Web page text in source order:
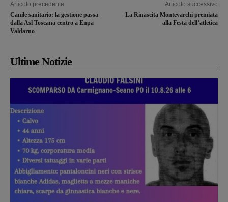
Articolo precedente
Canile sanitario: la gestione passa
dalla Asl Toscana centro a Enpa
Valdarno
Articolo successivo
La Rinascita Montevarchi premiata
alla Festa dell’atletica
Ultime Notizie